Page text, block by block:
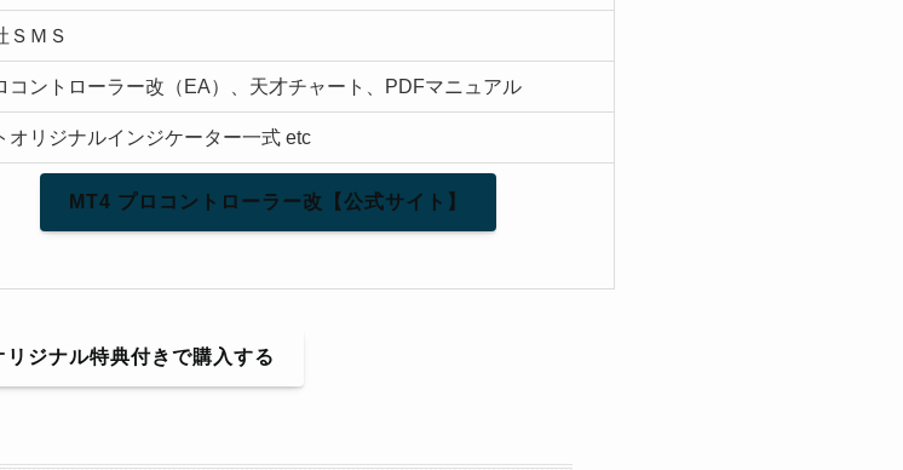
ＳＭＳ
コントローラー改（EA）、天才チャート、PDFマニュアル
オリジナルインジケーター一式 etc
MT4 プロコントローラー改【公式サイト】
ジナル特典付きで購入する